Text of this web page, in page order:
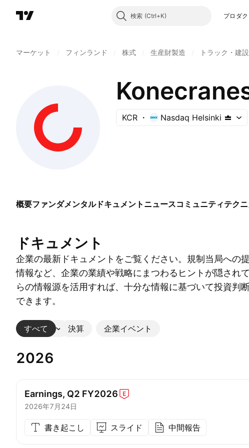
検索 プロダク
マーケット フィンランド 株式 生産財製造 トラック・建
KCR Nasdaq Helsinki
概要ファンダメンタルドキュメント ニュースコミュニティテク
ドキュメント
企業の最新ドキュメントをご覧ください。規制当局への
情報など、企業の業績や戦略にまつわるヒントが隠され
らの情報源を活用すれば、十分な情報に基づいて投資判
できます。
すべて 決算 企業イベント
その他
2026
Earnings, Q2 FY2026
2026年7月24日
書き起こし スライド 中間報告